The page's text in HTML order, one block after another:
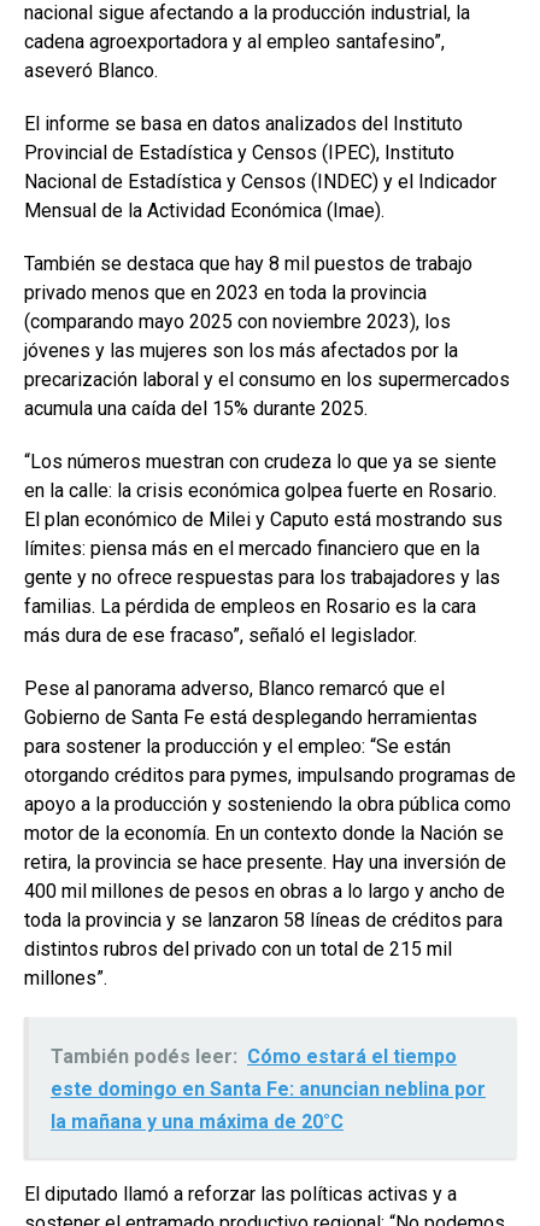
nacional sigue afectando a la producción industrial, la
cadena agroexportadora y al empleo santafesino”,
aseveró Blanco.
El informe se basa en datos analizados del Instituto
Provincial de Estadística y Censos (IPEC), Instituto
Nacional de Estadística y Censos (INDEC) y el Indicador
Mensual de la Actividad Económica (Imae).
También se destaca que hay 8 mil puestos de trabajo
privado menos que en 2023 en toda la provincia
(comparando mayo 2025 con noviembre 2023), los
jóvenes y las mujeres son los más afectados por la
precarización laboral y el consumo en los supermercados
acumula una caída del 15% durante 2025.
“Los números muestran con crudeza lo que ya se siente
en la calle: la crisis económica golpea fuerte en Rosario.
El plan económico de Milei y Caputo está mostrando sus
límites: piensa más en el mercado financiero que en la
gente y no ofrece respuestas para los trabajadores y las
familias. La pérdida de empleos en Rosario es la cara
más dura de ese fracaso”, señaló el legislador.
Pese al panorama adverso, Blanco remarcó que el
Gobierno de Santa Fe está desplegando herramientas
para sostener la producción y el empleo: “Se están
otorgando créditos para pymes, impulsando programas de
apoyo a la producción y sosteniendo la obra pública como
motor de la economía. En un contexto donde la Nación se
retira, la provincia se hace presente. Hay una inversión de
400 mil millones de pesos en obras a lo largo y ancho de
toda la provincia y se lanzaron 58 líneas de créditos para
distintos rubros del privado con un total de 215 mil
millones”.
También podés leer: Cómo estará el tiempo
este domingo en Santa Fe: anuncian neblina por
la mañana y una máxima de 20°C
El diputado llamó a reforzar las políticas activas y a